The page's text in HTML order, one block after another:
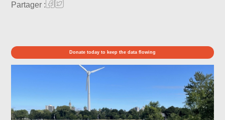
Partager :
Donate today to keep the data flowing